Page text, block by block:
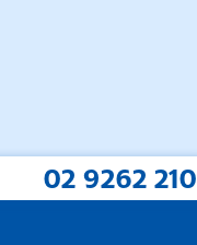
02 9262 210